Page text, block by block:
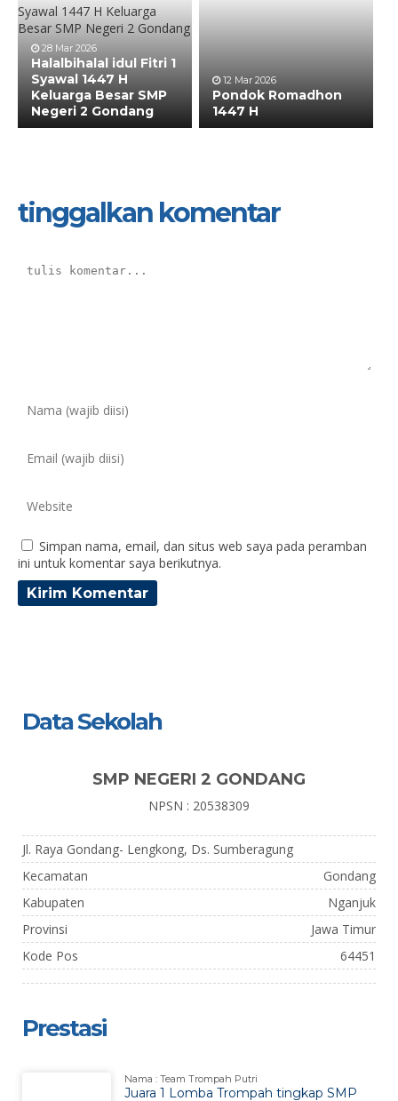
28 Mar 2026
Halalbihalal idul Fitri 1
Syawal 1447 H
Keluarga Besar SMP
Negeri 2 Gondang
12 Mar 2026
Pondok Romadhon
1447 H
tinggalkan komentar
Simpan nama, email, dan situs web saya pada peramban
ini untuk komentar saya berikutnya.
Data Sekolah
SMP NEGERI 2 GONDANG
NPSN : 20538309
Jl. Raya Gondang- Lengkong, Ds. Sumberagung
Kecamatan
Gondang
Kabupaten
Nganjuk
Provinsi
Jawa Timur
Kode Pos
64451
Prestasi
Nama : Team Trompah Putri
Juara 1 Lomba Trompah tingkap SMP